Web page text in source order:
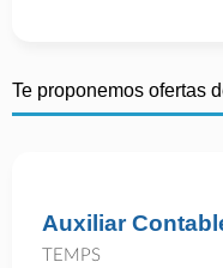
Te proponemos ofertas
Auxiliar
TEMPS